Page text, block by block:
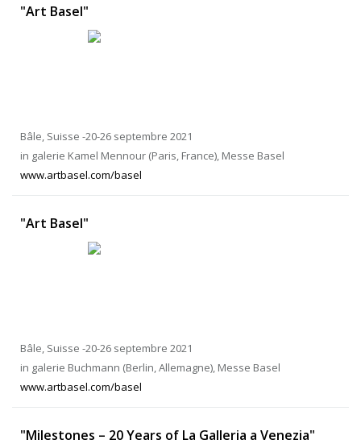
"Art Basel"
Bâle, Suisse -20-26 septembre 2021
in galerie Kamel Mennour (Paris, France), Messe Basel
www.artbasel.com/basel
"Art Basel"
Bâle, Suisse -20-26 septembre 2021
in galerie Buchmann (Berlin, Allemagne), Messe Basel
www.artbasel.com/basel
"Milestones – 20 Years of La Galleria a Venezia"